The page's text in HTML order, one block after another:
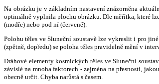
Na obrázku je v základním nastavení znázorněna
optimálně vyplnila plochu obrázku. Dle měřítka, které
(modře) nebo pod ní (červeně).
Polohu těles ve Sluneční soustavě lze vykreslit i pro
(zpětně, dopředu) se poloha těles pravidelně mění v
Dráhové elementy kosmických těles ve Sluneční
závislé na mnoha faktorech - zejména na přesnosti,
obecně určit. Chyba narůstá s časem.